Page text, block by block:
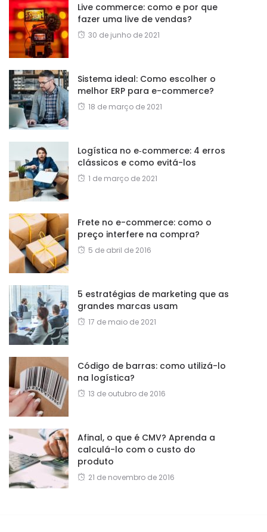
Live commerce: como e por que
fazer uma live de vendas?
30 de junho de 2021
Sistema ideal: Como escolher o
melhor ERP para e-commerce?
18 de março de 2021
Logística no e‑commerce: 4 erros
clássicos e como evitá-los
1 de março de 2021
Frete no e-commerce: como o
preço interfere na compra?
5 de abril de 2016
5 estratégias de marketing que as
grandes marcas usam
17 de maio de 2021
Código de barras: como utilizá-lo
na logística?
13 de outubro de 2016
Afinal, o que é CMV? Aprenda a
calculá-lo com o custo do
produto
21 de novembro de 2016